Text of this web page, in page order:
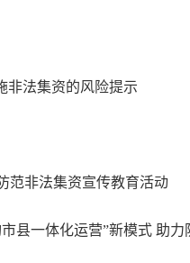
非法集资的风险提示
范非法集资宣传教育活动
县一体化运营”新模式 助